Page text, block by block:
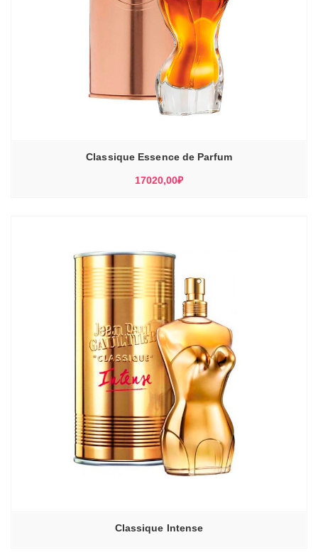
Classique Essence de Parfum
17020,00₽
Classique Intense